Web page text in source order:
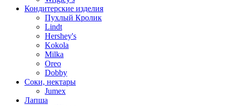
Кондитерские изделия
Пухлый Кролик
Lindt
Hershey's
Kokola
Milka
Oreo
Dobby
Соки, нектары
Jumex
Лапша